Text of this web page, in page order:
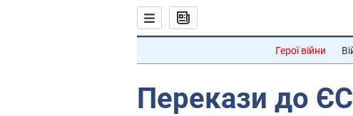
Герої війни
Перекази до